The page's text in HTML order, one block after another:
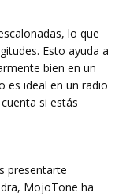
lo que
Esto ayuda a
bien en un
es ideal en un radio
si estás
presentarte
MojoTone ha